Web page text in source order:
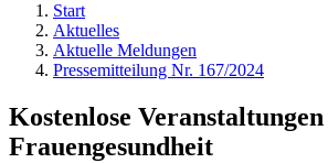
Start
Aktuelles
Aktuelle Meldungen
Pressemitteilung Nr. 167/2024
Kostenlose
Frauengesundheit